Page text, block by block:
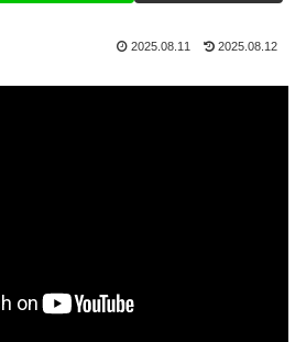
2025.08.11 2025.08.12